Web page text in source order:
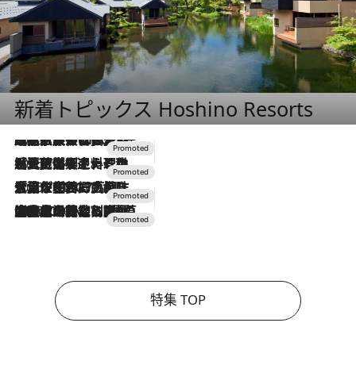
新着トピックス Hoshino Resorts
2026.7.31
【ホテル帰省】という選択肢をOMOが提案。家族とほどよい距離を保つには「昼は実家、夜は気兼ねなくホテルで！」
2026.7.24
【夏限定ディナーコース】旬を迎える稚鮎や花ズッキーニなどをイタリア・トスカーナの郷土料理の手法で満喫！
2026.7.17
「土佐和ハーブかき氷」がOMO7高知に登場！生姜、山椒、大葉など目にも舌にも涼を呼ぶ郷土の味
2026.7.10
NEW OPEN！【界 草津】名湯の地に誕生。趣の異なる2種の温泉と上州ならではの会席・蕎麦割烹など美食を味わう究極の癒やし旅
特集 TOP